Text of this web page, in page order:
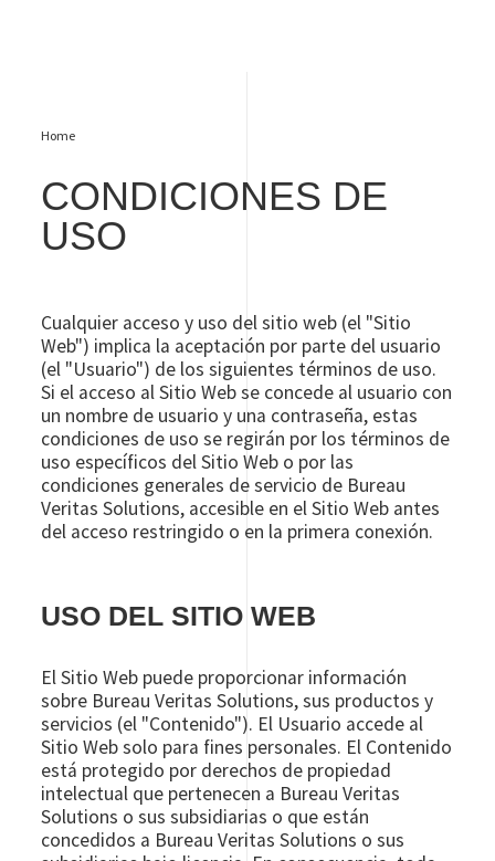
Home
CONDICIONES DE
USO
Cualquier acceso y uso del sitio web (el "Sitio
Web") implica la aceptación por parte del usuario
(el "Usuario") de los siguientes términos de uso.
Si el acceso al Sitio Web se concede al usuario con
un nombre de usuario y una contraseña, estas
condiciones de uso se regirán por los términos de
uso específicos del Sitio Web o por las
condiciones generales de servicio de Bureau
Veritas Solutions, accesible en el Sitio Web antes
del acceso restringido o en la primera conexión.
USO DEL SITIO WEB
El Sitio Web puede proporcionar información
sobre Bureau Veritas Solutions, sus productos y
servicios (el "Contenido"). El Usuario accede al
Sitio Web solo para fines personales. El Contenido
está protegido por derechos de propiedad
intelectual que pertenecen a Bureau Veritas
Solutions o sus subsidiarias o que están
concedidos a Bureau Veritas Solutions o sus